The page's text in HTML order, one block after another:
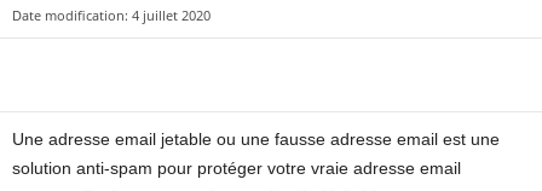
Date modification: 4 juillet 2020
Une adresse email jetable ou une fausse adresse email est une
solution anti-spam pour protéger votre vraie adresse email